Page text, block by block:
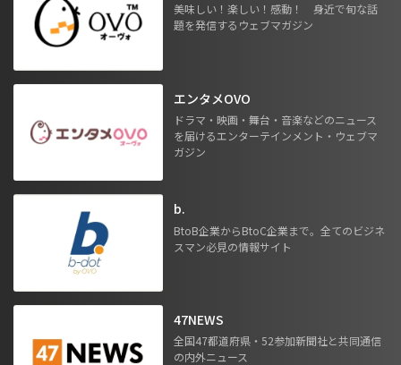
美味しい！楽しい！感動！ 身近で旬な話
題を発信するウェブマガジン
エンタメOVO
ドラマ・映画・舞台・音楽などのニュース
を届けるエンターテインメント・ウェブマ
ガジン
b.
BtoB企業からBtoC企業まで。全てのビジネ
スマン必見の情報サイト
47NEWS
全国47都道府県・52参加新聞社と共同通信
の内外ニュース